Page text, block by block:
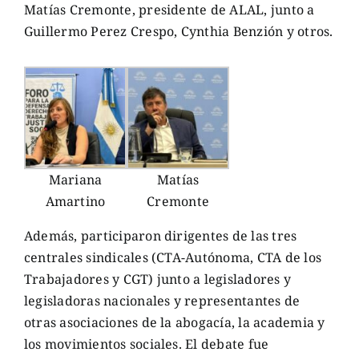
Matías Cremonte, presidente de ALAL, junto a
Guillermo Perez Crespo, Cynthia Benzión y otros.
Mariana
Amartino
Matías
Cremonte
Además, participaron dirigentes de las tres
centrales sindicales (CTA-Autónoma, CTA de los
Trabajadores y CGT) junto a legisladores y
legisladoras nacionales y representantes de
otras asociaciones de la abogacía, la academia y
los movimientos sociales. El debate fue